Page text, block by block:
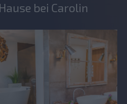
bei Carolin